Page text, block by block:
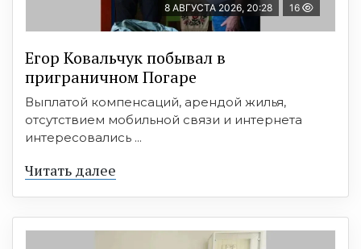
8 АВГУСТА 2026, 20:28 16
Егор Ковальчук побывал в
приграничном Погаре
Выплатой компенсаций, арендой жилья,
отсутствием мобильной связи и интернета
интересовались ...
Читать далее